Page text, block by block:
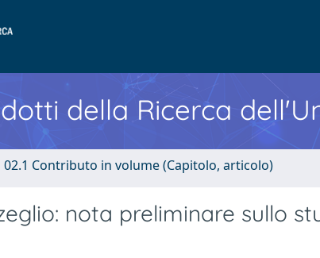
della Ricerca
02.1 Contributo in volume (Capitolo, articolo)
nota preliminare sullo